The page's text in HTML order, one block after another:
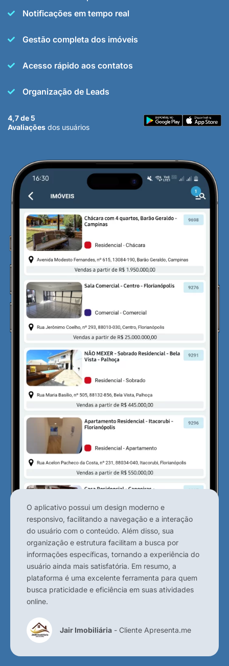
Notificações em tempo real
Gestão completa dos imóveis
Acesso rápido aos contatos
Organização de Leads
4,7 de 5
Avaliações dos usuários
O aplicativo possui um design moderno e
responsivo, facilitando a navegação e a interação
do usuário com o conteúdo. Além disso, sua
organização e estrutura facilitam a busca por
informações específicas, tornando a experiência do
usuário ainda mais satisfatória. Em resumo, a
plataforma é uma excelente ferramenta para quem
busca praticidade e eficiência em suas atividades
online.
Jair Imobiliária - Cliente Apresenta.me